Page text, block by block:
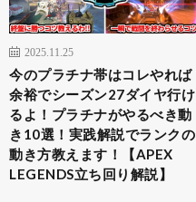
2025.11.25
今のプラチナ帯はコレやれば
余裕でシーズン27ダイヤ行け
るよ！プラチナがやるべき動
き10選！実践解説でランクの
動き方教えます！【APEX
LEGENDS立ち回り解説】